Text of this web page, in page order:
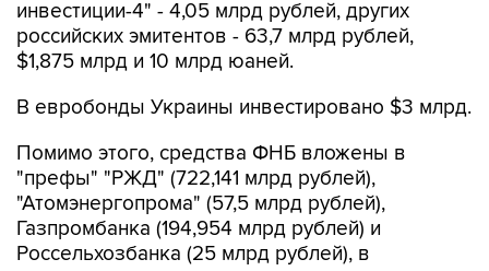
инвестиции-4" - 4,05 млрд рублей, других
российских эмитентов - 63,7 млрд рублей,
$1,875 млрд и 10 млрд юаней.
В евробонды Украины инвестировано $3 млрд.
Помимо этого, средства ФНБ вложены в
"префы" "РЖД" (722,141 млрд рублей),
"Атомэнергопрома" (57,5 млрд рублей),
Газпромбанка (194,954 млрд рублей) и
Россельхозбанка (25 млрд рублей), в